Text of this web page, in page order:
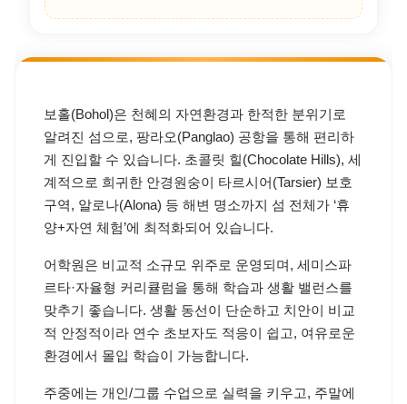
보홀(Bohol)은 천혜의 자연환경과 한적한 분위기로
알려진 섬으로, 팡라오(Panglao) 공항을 통해 편리하
게 진입할 수 있습니다. 초콜릿 힐(Chocolate Hills), 세
계적으로 희귀한 안경원숭이 타르시어(Tarsier) 보호
구역, 알로나(Alona) 등 해변 명소까지 섬 전체가 ‘휴
양+자연 체험’에 최적화되어 있습니다.
어학원은 비교적 소규모 위주로 운영되며, 세미스파
르타·자율형 커리큘럼을 통해 학습과 생활 밸런스를
맞추기 좋습니다. 생활 동선이 단순하고 치안이 비교
적 안정적이라 연수 초보자도 적응이 쉽고, 여유로운
환경에서 몰입 학습이 가능합니다.
주중에는 개인/그룹 수업으로 실력을 키우고, 주말에